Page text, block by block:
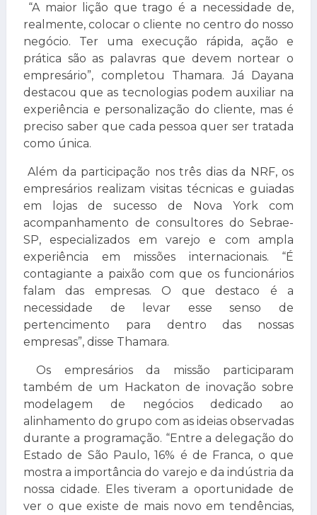
“A maior lição que trago é a necessidade de,
realmente, colocar o cliente no centro do nosso
negócio. Ter uma execução rápida, ação e
prática são as palavras que devem nortear o
empresário”, completou Thamara. Já Dayana
destacou que as tecnologias podem auxiliar na
experiência e personalização do cliente, mas é
preciso saber que cada pessoa quer ser tratada
como única.
Além da participação nos três dias da NRF, os
empresários realizam visitas técnicas e guiadas
em lojas de sucesso de Nova York com
acompanhamento de consultores do Sebrae-
SP, especializados em varejo e com ampla
experiência em missões internacionais. “É
contagiante a paixão com que os funcionários
falam das empresas. O que destaco é a
necessidade de levar esse senso de
pertencimento para dentro das nossas
empresas”, disse Thamara.
Os empresários da missão participaram
também de um Hackaton de inovação sobre
modelagem de negócios dedicado ao
alinhamento do grupo com as ideias observadas
durante a programação. “Entre a delegação do
Estado de São Paulo, 16% é de Franca, o que
mostra a importância do varejo e da indústria da
nossa cidade. Eles tiveram a oportunidade de
ver o que existe de mais novo em tendências,